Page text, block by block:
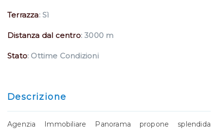
Terrazza: Sì
Distanza dal centro: 3000 m
Stato: Ottime Condizioni
Descrizione
Agenzia Immobiliare Panorama propone splendida